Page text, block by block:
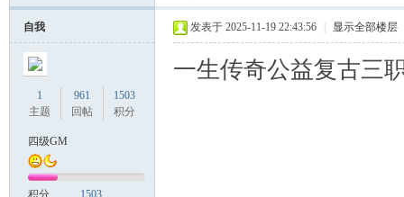
自我
1
主题
961
回帖
1503
积分
四级GM
积分 1503
发表于 2025-11-19 22:43:56 显示全部楼层
一生传奇公益复古三